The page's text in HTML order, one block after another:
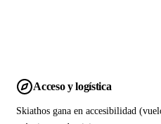
Acceso y logística
Skiathos gana en accesibilidad